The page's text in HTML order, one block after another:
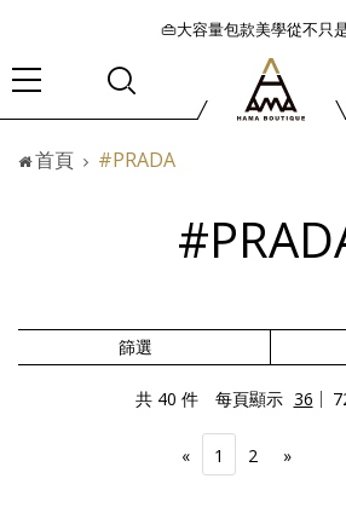
👜大容量包款美學從不只
『折扣』降臨，將時髦夏季
🟤「萬元初」入手HEREU小眾
🟤TODS的義大利經典美學超越
『折扣』降臨，將時髦夏季
🟤「萬元初」入手HEREU小眾靜
首頁 #PRADA
篩選
共 40 件 每頁顯示 36
« 1 2 »